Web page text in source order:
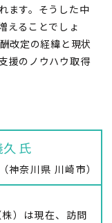
ます。そうした中
えることでしょ
改定の経緯と現状
援のノウハウ取得
氏
（神奈川県 川崎市）
）は現在、訪問